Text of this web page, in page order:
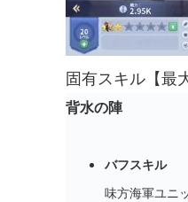
固有スキル【最
背水の陣
バフスキル
味方海軍ユニ